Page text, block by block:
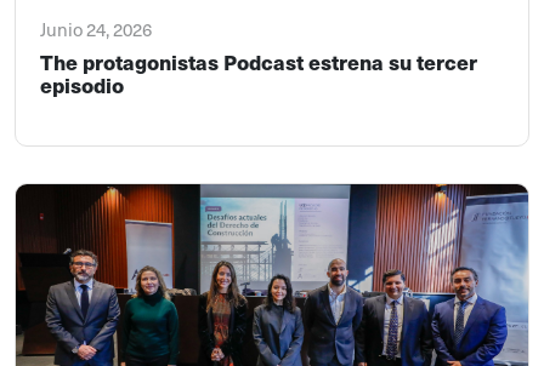
Junio 24, 2026
The protagonistas Podcast estrena su tercer
episodio